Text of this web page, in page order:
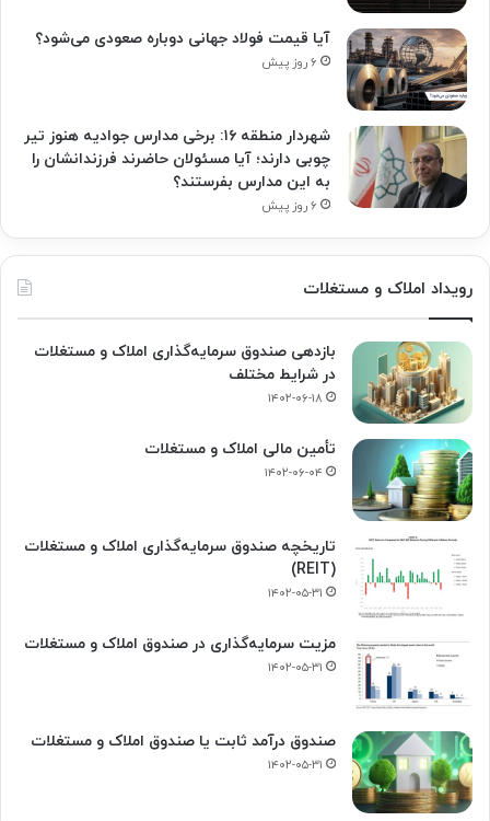
آیا قیمت فولاد جهانی دوباره صعودی می‌شود؟
۶ روز پیش
شهردار منطقه ۱۶: برخی مدارس جوادیه هنوز تیر
چوبی دارند؛ آیا مسئولان حاضرند فرزندانشان را
به این مدارس بفرستند؟
۶ روز پیش
رویداد املاک و مستغلات
بازدهی صندوق سرمایه‌گذاری املاک و مستغلات
در شرایط مختلف
۱۴۰۲-۰۶-۱۸
تأمین مالی املاک و مستغلات
۱۴۰۲-۰۶-۰۴
تاریخچه صندوق سرمایه‌گذاری املاک و مستغلات
(REIT)
۱۴۰۲-۰۵-۳۱
مزیت سرمایه‌گذاری در صندوق املاک و مستغلات
۱۴۰۲-۰۵-۳۱
صندوق درآمد ثابت یا صندوق املاک و مستغلات
۱۴۰۲-۰۵-۳۱